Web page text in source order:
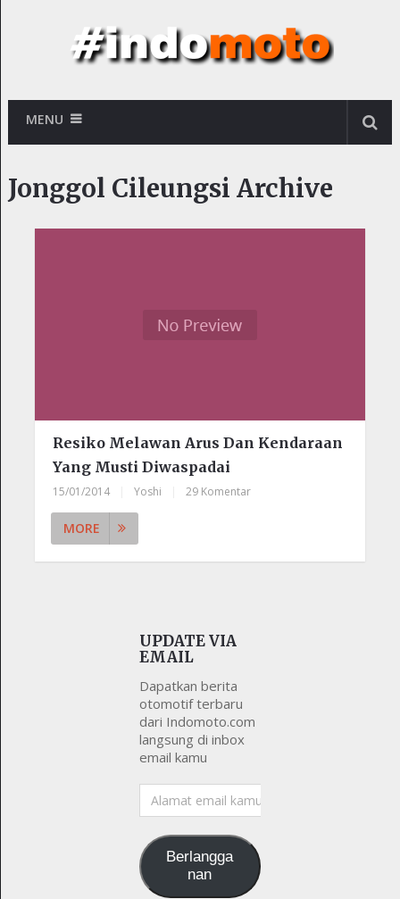
MENU
Jonggol Cileungsi Archive
Resiko Melawan Arus Dan Kendaraan
Yang Musti Diwaspadai
15/01/2014 Yoshi 29 Komentar
MORE
UPDATE VIA
EMAIL
Dapatkan berita
otomotif terbaru
dari Indomoto.com
langsung di inbox
email kamu
Alamat
email
Berlangga
nan